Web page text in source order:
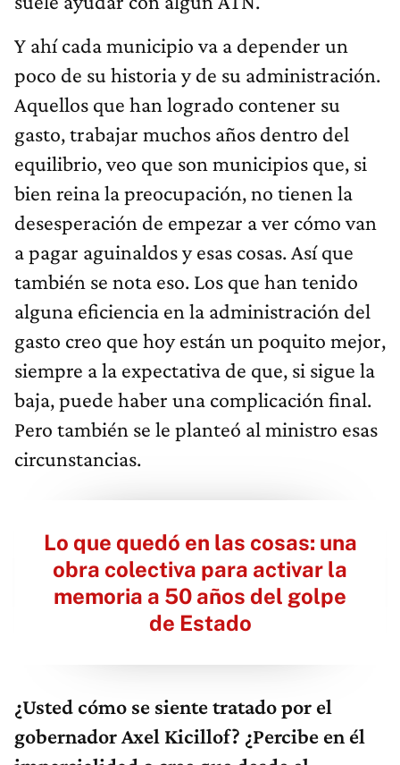
Y ahí cada municipio va a depender un
poco de su historia y de su administración.
Aquellos que han logrado contener su
gasto, trabajar muchos años dentro del
equilibrio, veo que son municipios que, si
bien reina la preocupación, no tienen la
desesperación de empezar a ver cómo van
a pagar aguinaldos y esas cosas. Así que
también se nota eso. Los que han tenido
alguna eficiencia en la administración del
gasto creo que hoy están un poquito mejor,
siempre a la expectativa de que, si sigue la
baja, puede haber una complicación final.
Pero también se le planteó al ministro esas
circunstancias.
Lo que quedó en las cosas: una
obra colectiva para activar la
memoria a 50 años del golpe
de Estado
¿Usted cómo se siente tratado por el
gobernador Axel Kicillof? ¿Percibe en él